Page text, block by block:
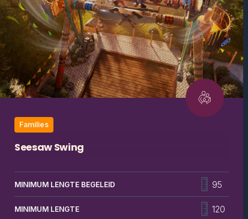
Families
Seesaw Swing
Swing, ’s werelds grootste schommel. Zweef hoog
boven het water door de lucht. Even diep ademhalen
… en weer gaan. Met 24 zitplaatsen is dit de enige
MINIMUM LENGTE BEGELEID 95
MINIMUM LENGTE 120